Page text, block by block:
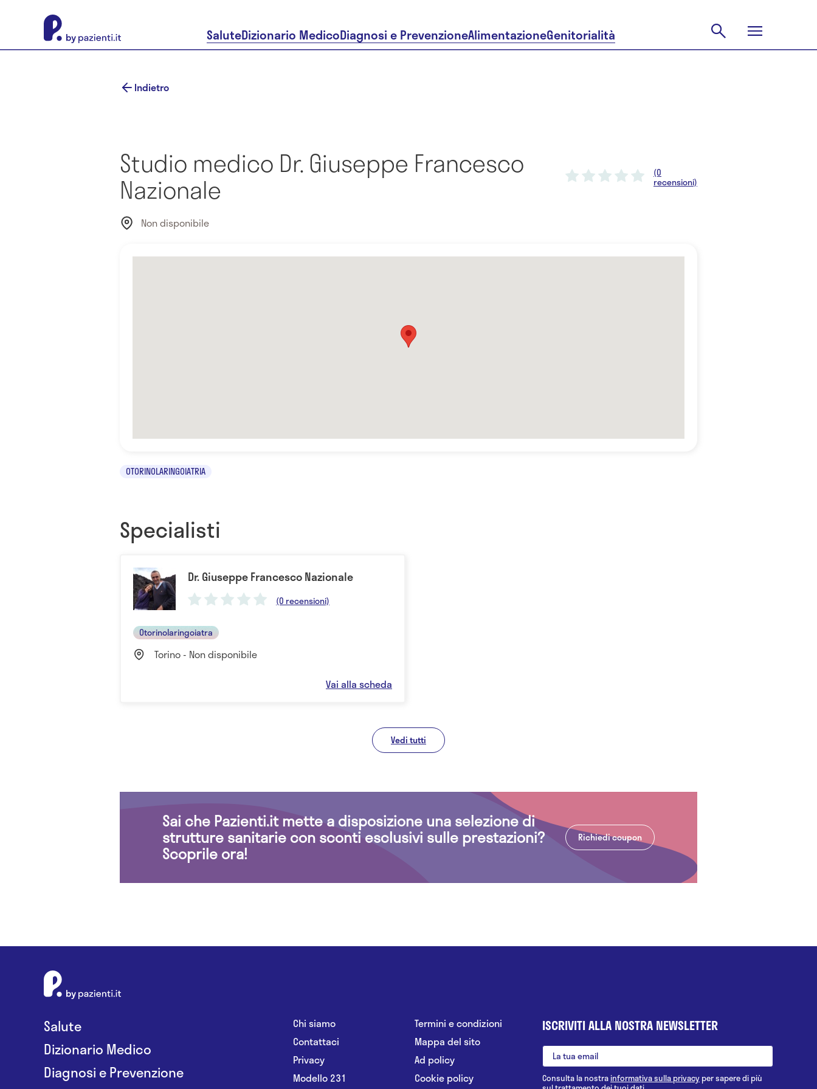
SaluteDizionario MedicoDiagnosi e PrevenzioneAlimentazioneGenitorialità
Indietro
Studio medico Dr. Giuseppe Francesco
Nazionale (0
recensioni)
Non disponibile
OTORINOLARINGOIATRIA
Specialisti
Dr. Giuseppe Francesco Nazionale
(0 recensioni)
Otorinolaringoiatra
Torino - Non disponibile
Vai alla scheda
Vedi tutti
Sai che Pazienti.it mette a disposizione una selezione di
strutture sanitarie con sconti esclusivi sulle prestazioni?
Scoprile ora!
Richiedi coupon
Salute
Dizionario Medico
Diagnosi e Prevenzione
Chi siamo
Contattaci
Privacy
Modello 231
Termini e condizioni
Mappa del sito
Ad policy
Cookie policy
ISCRIVITI ALLA NOSTRA NEWSLETTER
Consulta la nostrainformativa sulla privacy per sapere di più